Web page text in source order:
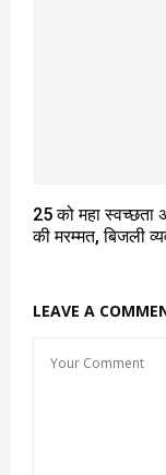
25 को महा स्वच्छता
की मरम्मत, बिजली
LEAVE A